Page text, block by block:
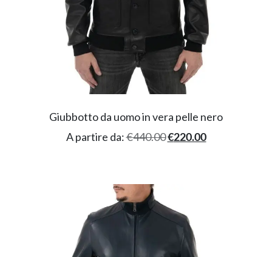
Giubbotto da uomo in vera pelle nero
A partire da:€440.00€220.00